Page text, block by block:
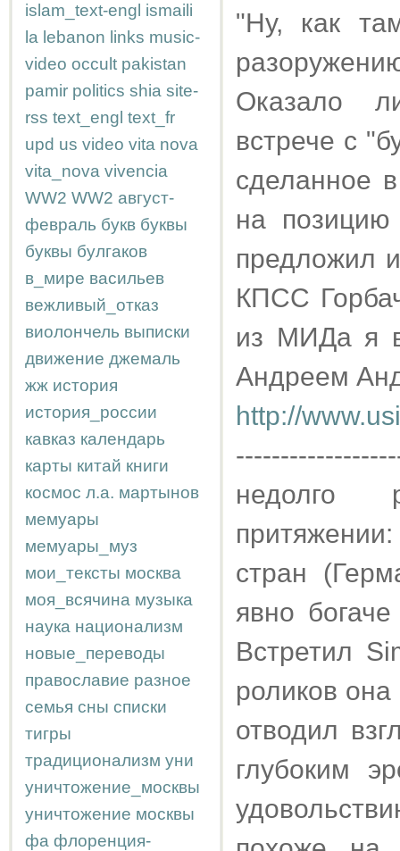
islam_text-engl ismaili
la lebanon links music-
video occult pakistan
pamir politics shia site-
rss text_engl text_fr
upd us video vita nova
vita_nova vivencia
WW2 WW2 август-
февраль букв буквы
буквы булгаков
в_мире васильев
вежливый_отказ
виолончель выписки
движение джемаль
жж история
история_россии
кавказ календарь
карты китай книги
космос л.а. мартынов
мемуары
мемуары_муз
мои_тексты москва
моя_всячина музыка
наука национализм
новые_переводы
православие разное
семья сны списки
тигры
традиционализм уни
уничтожение_москвы
уничтожение москвы
фа флоренция-
"Ну, как
Оказало
встрече с
сделанное
на
предложил
КПСС
из МИДа я
Андреем
http://
недолго
стран
явно
Встретил
роликов
отводил
глубоким